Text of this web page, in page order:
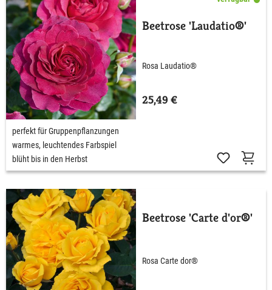
Beetrose 'Laudatio®'
Rosa Laudatio®
25,49 €
perfekt für Gruppenpflanzungen
warmes, leuchtendes Farbspiel
blüht bis in den Herbst
Beetrose 'Carte d'or®'
Rosa Carte dor®